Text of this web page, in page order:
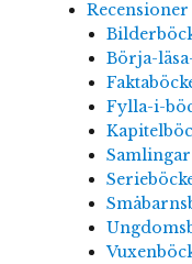
Börja-
Fylla-i-
Samlingar